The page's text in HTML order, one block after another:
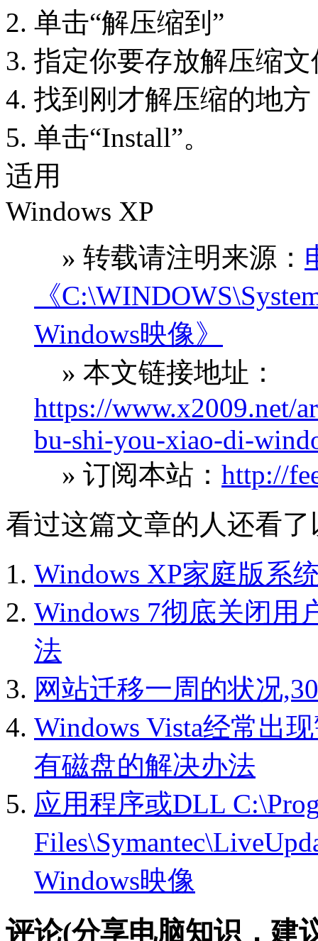
2. 单击“解压缩到”
3. 指定你要存放解压缩
4. 找到刚才解压缩的地
5. 单击“Install”。
适用
Windows XP
» 转载请注明来源：
《
Windows映像》
» 本文链接地址：
https://www.x2009.net/
bu-shi-you-xiao-di-
» 订阅本站： http://
看过这篇文章的人还看
Windows XP家庭版系
Windows 7彻底关闭用
法
网站迁移一周的状况
Windows Vista经常出
有磁盘的解决办法
应用程序或DLL
Windows映像
评论(分享电脑知识，建